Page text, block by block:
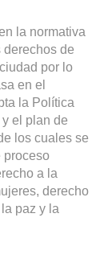
la normativa
de
por lo
en el
la Política
el plan de
los cuales se
proceso
a la
derecho
paz y la